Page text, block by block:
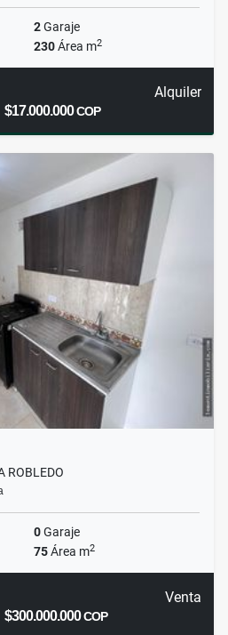
2Garaje
230Área m2
Alquiler
$17.000.000COP
ROBLEDO
0Garaje
75Área m2
Venta
$300.000.000COP